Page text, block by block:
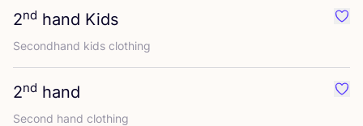
2nd hand Kids
Secondhand kids clothing
2nd hand
Second hand clothing